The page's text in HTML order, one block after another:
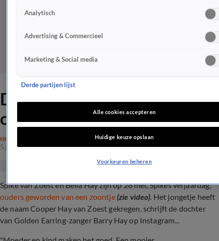
Deze bekende artiest is
opnieuw vader geworden
NIEUWS
5 juni 2024, 15:08
Spike van Zoest en Bella Hay zijn op 28 mei, Spikes verjaardag,
ouders geworden van een zoontje(zie video). Het jongetje heeft
de naam Cooper Hay van Zoest gekregen, schrijft de dochter
van Golden Earring-zanger Barry Hay op Instagram...
Analytisch
Advertising & Commercieel
Marketing & Social media
Derde partijen lijst
Alle cookies accepteren
Huidige keuze opslaan
Voorkeuren beheren